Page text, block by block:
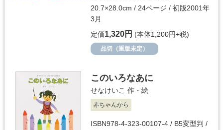
20.7×28.0cm / 24ページ / 初版2001年
3月
定価1,320円 (本体1,200円+税)
品切（重版未定）
このいろなあに
せなけいこ 作・絵
赤ちゃんから
ISBN978-4-323-00107-4 / B5変型判 /